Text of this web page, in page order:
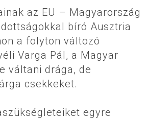
az EU – Magyarország
bíró Ausztria
a folyton változó
Varga Pál, a Magyar
váltani drága, de
csekkeket.
egyre